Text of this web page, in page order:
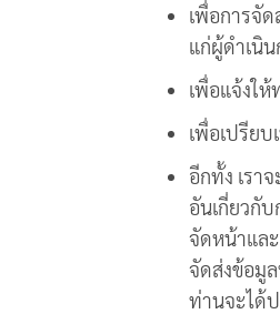
เพื่อการจั
แก่ผู้ดำเนิ
เพื่อแจ้งใ
เพื่อเปรีย
อีกทั้ง เรา
อันเกี่ยวกั
จัดหน้าแล
จัดส่งข้อมู
ท่านจะได้